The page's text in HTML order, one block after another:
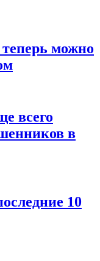
можно
всего
в
10